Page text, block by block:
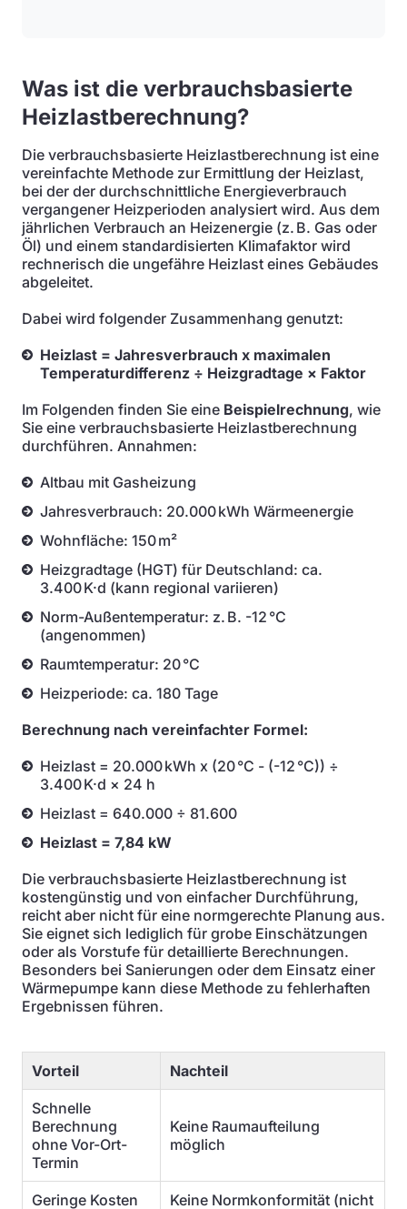
Was ist die verbrauchsbasierte
Heizlastberechnung?
Die verbrauchsbasierte Heizlastberechnung ist eine
vereinfachte Methode zur Ermittlung der Heizlast,
bei der der durchschnittliche Energieverbrauch
vergangener Heizperioden analysiert wird. Aus dem
jährlichen Verbrauch an Heizenergie (z. B. Gas oder
Öl) und einem standardisierten Klimafaktor wird
rechnerisch die ungefähre Heizlast eines Gebäudes
abgeleitet.
Dabei wird folgender Zusammenhang genutzt:
Heizlast = Jahresverbrauch x maximalen
Temperaturdifferenz ÷ Heizgradtage × Faktor
Im Folgenden finden Sie eine Beispielrechnung, wie
Sie eine verbrauchsbasierte Heizlastberechnung
durchführen. Annahmen:
Altbau mit Gasheizung
Jahresverbrauch: 20.000 kWh Wärmeenergie
Wohnfläche: 150 m²
Heizgradtage (HGT) für Deutschland: ca.
3.400 K·d (kann regional variieren)
Norm-Außentemperatur: z. B. -12 °C
(angenommen)
Raumtemperatur: 20 °C
Heizperiode: ca. 180 Tage
Berechnung nach vereinfachter Formel:
Heizlast = 20.000 kWh x (20 °C - (-12 °C)) ÷
3.400 K·d × 24 h
Heizlast = 640.000 ÷ 81.600
Heizlast = 7,84 kW
Die verbrauchsbasierte Heizlastberechnung ist
kostengünstig und von einfacher Durchführung,
reicht aber nicht für eine normgerechte Planung aus.
Sie eignet sich lediglich für grobe Einschätzungen
oder als Vorstufe für detaillierte Berechnungen.
Besonders bei Sanierungen oder dem Einsatz einer
Wärmepumpe kann diese Methode zu fehlerhaften
Ergebnissen führen.
Vorteil Nachteil
Schnelle
Berechnung
ohne Vor-Ort-
Termin
Keine Raumaufteilung
möglich
Geringe Kosten Keine Normkonformität (nicht